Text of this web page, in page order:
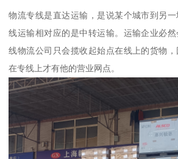
物流专线是直达运输，是说某个城市到另
线运输相对应的是中转运输。运输企业必
线物流公司只会揽收起始点在线上的货物
在专线上才有他的营业网点。